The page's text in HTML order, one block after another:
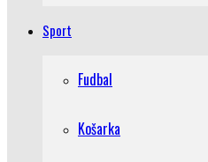
Sport
Fudbal
Košarka